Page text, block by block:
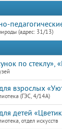
(адрес: 31/13)
по стеклу»,
взрослых
(ГЭС, 4/14А)
детей
отдел искусств